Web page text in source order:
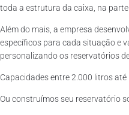
toda a estrutura da caixa, na
Além do mais, a empresa
específicos para cada situação e
personalizando os reservatórios
Capacidades entre 2.000 litros até
Ou construímos seu reservatório